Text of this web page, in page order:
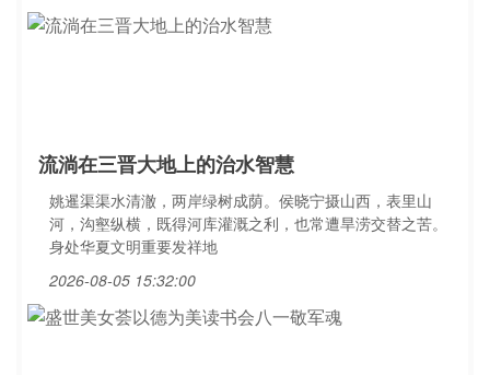
流淌在三晋大地上的治水智慧
姚暹渠渠水清澈，两岸绿树成荫。侯晓宁摄山西，表里山
河，沟壑纵横，既得河库灌溉之利，也常遭旱涝交替之苦。
身处华夏文明重要发祥地
2026-08-05 15:32:00